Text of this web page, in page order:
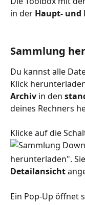
in der Haupt- und
Sammlung
Du kannst alle
Klick
Archiv in den
deines Rechners
Klicke auf die
herunterladen".
Detailansicht
Ein Pop-Up öffnet